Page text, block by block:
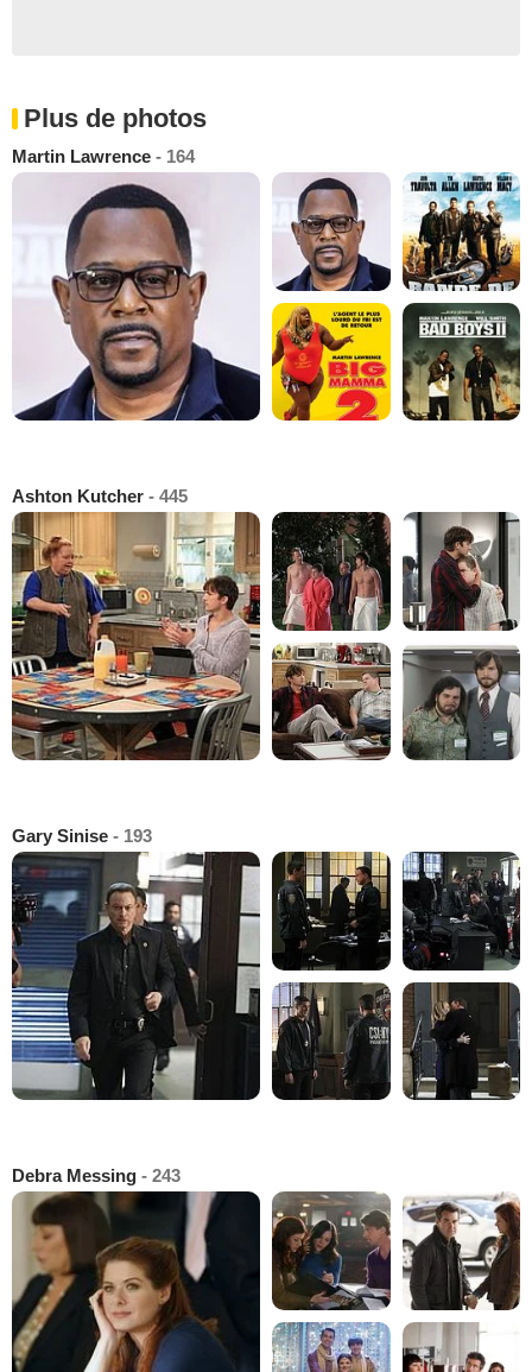
Plus de photos
Martin Lawrence - 164
Ashton Kutcher - 445
Gary Sinise - 193
Debra Messing - 243